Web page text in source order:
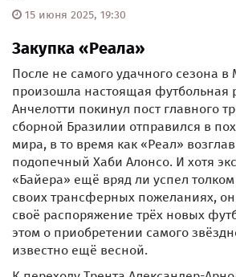
15 июня 2025, 19:30
Закупка «Реала»
После не самого удачного сезона в
произошла настоящая футбольная
Анчелотти покинул пост главного
сборной Бразилии отправился в
мира, в то время как «Реал»
подопечный Хаби Алонсо. И хотя
«Байера» ещё вряд ли успел толком
своих трансферных пожеланиях,
своё распоряжение трёх новых
этом о приобретении самого
известно ещё весной.